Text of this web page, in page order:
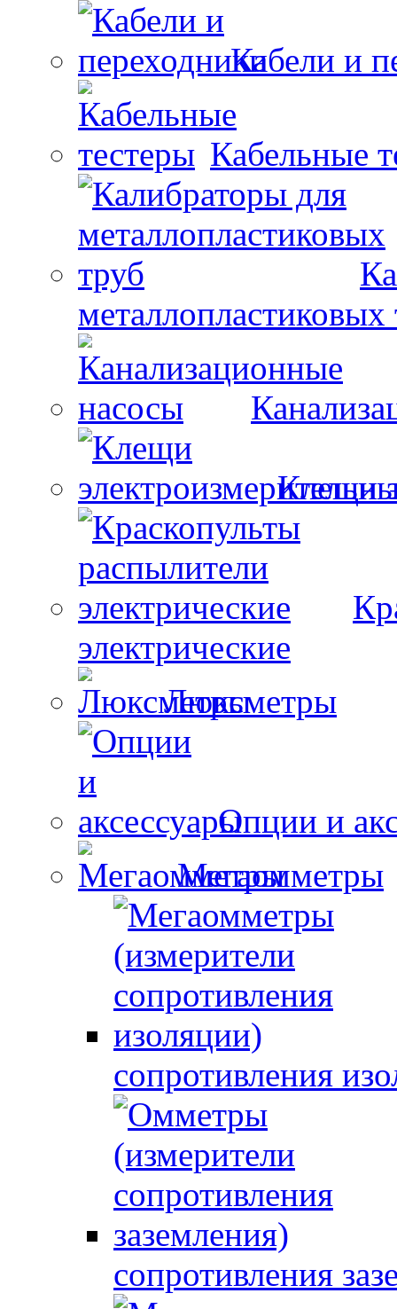
Кабели и
Кабельные
металлопластиковых
Клещи
электрические
Люксметры
Опции и
Мегаомметры
сопротивления
сопротивления